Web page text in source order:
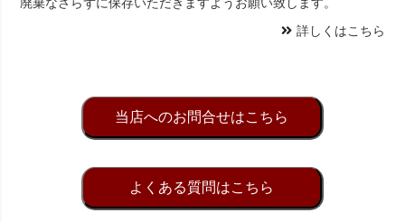
詳しくはこちら
当店へのお問合せはこちら
よくある質問はこちら